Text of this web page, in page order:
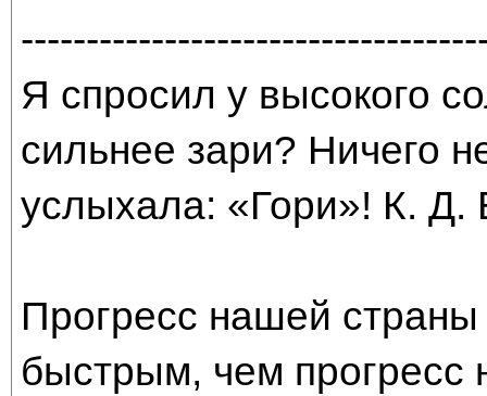
Я спросил у высокого
сильнее зари? Ничего
услыхала: «Гори»! К. Д.
Прогресс нашей
быстрым, чем прогресс